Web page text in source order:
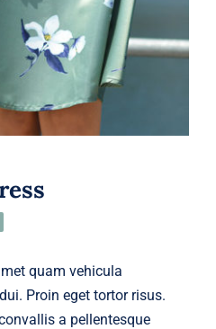
quam vehicula
Proin eget tortor risus.
a pellentesque